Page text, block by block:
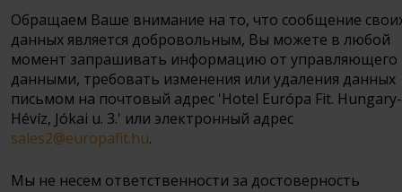
Обращаем Ваше внимание на то, что сообщение
данных является добровольным, Вы можете в любой
момент запрашивать информацию от управляющего
данными, требовать изменения или удаления данных
письмом на почтовый адрес 'Hotel Európa Fit.
Hévíz, Jókai u. 3.' или электронный адрес
sales2@europafit.hu.
Мы не несем ответственности за достоверность